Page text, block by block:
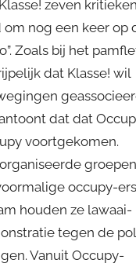
zeven
nog een keer op
Zoals bij het
dat Klasse! wil
dat dat
voortgekomen.
occupy-
houden ze lawaai-
tegen de
Vanuit Occupy-